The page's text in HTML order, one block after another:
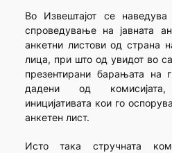
Во Извештајот се
спроведување на јавната
анкетни листови од страна
лица, при што од увидот во
презентирани барањата на
дадени од
иницијативата кои го
анкетен лист.
Исто така стручната